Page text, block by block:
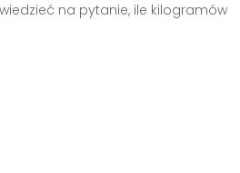
na pytanie, ile kilogramów